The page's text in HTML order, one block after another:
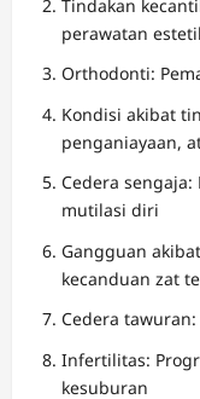
Tindakan
perawatan
Orthodonti:
Kondisi akibat
penganiayaan,
Cedera
mutilasi diri
Gangguan
kecanduan zat
Cedera
Infertilitas:
kesuburan